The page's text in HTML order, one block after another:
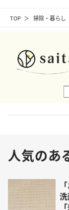
TOP 掃除・暮らし
人気のあ